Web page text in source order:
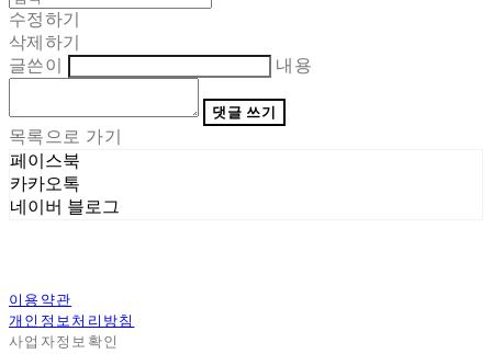
수정하기
삭제하기
글쓴이
내용
댓글 쓰기
목록으로 가기
페이스북
카카오톡
네이버 블로그
이용약관
개인정보처리방침
사업자정보확인